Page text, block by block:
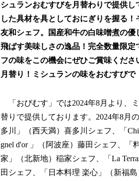
シュランおむすびを月替わりで提供
した具材を具としておにぎりを握る
友和シェフ。国産和牛の白味噌煮の
飛ばす美味しさの逸品！完全数量限
フの味をこの機会にぜひご賞味くださ
月替り！ミシュランの味をおむすびで
「おびむす」では2024年8月より、
替りで提供しております。2024年8月
多川」（西天満）喜多川シェフ、「
gnel d'or 」（阿波座）藤田シェフ、
家」（北新地）稲家シェフ、「La
田シェフ、「日本料理 楽心」（新福